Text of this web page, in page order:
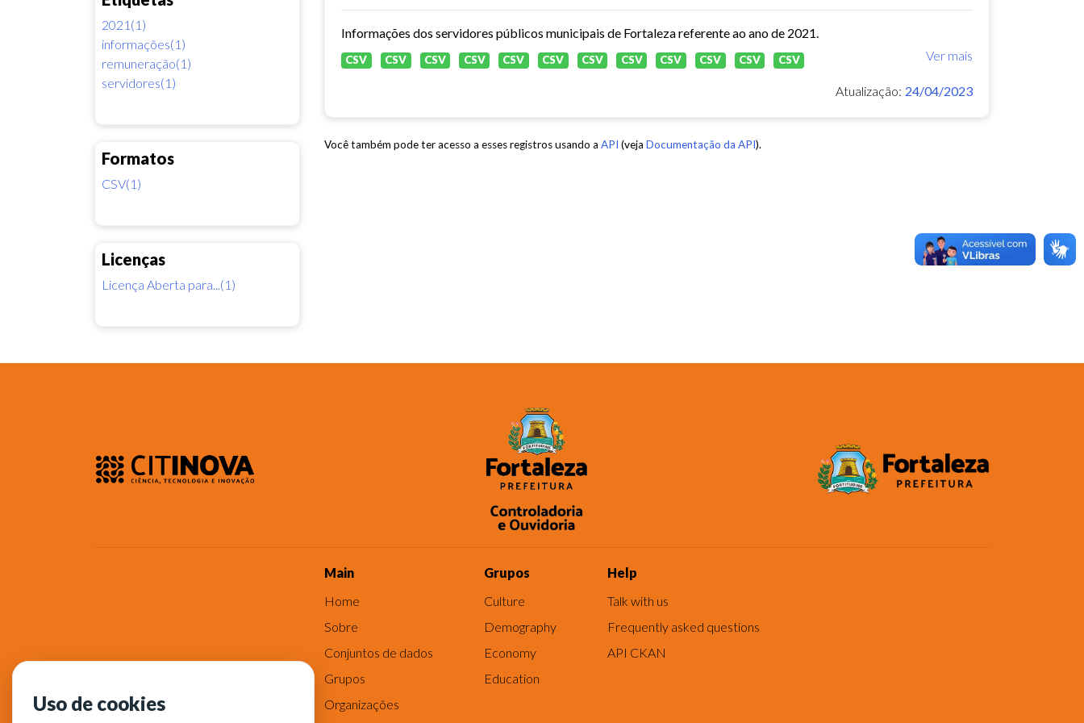
2021(1)
informações(1)
remuneração(1)
servidores(1)
Formatos
CSV(1)
Licenças
Licença Aberta para...(1)
Informações dos servidores públicos municipais de Fortaleza referente ao ano de 2021.
Ver mais
CSV CSV CSV CSV CSV CSV CSV CSV CSV CSV CSV CSV
Atualização: 24/04/2023
Você também pode ter acesso a esses registros usando a API (veja Documentação da API).
Main
Home
Sobre
Conjuntos de dados
Grupos
Organizações
Grupos
Culture
Demography
Economy
Education
Help
Talk with us
Frequently asked questions
API CKAN
Uso de cookies